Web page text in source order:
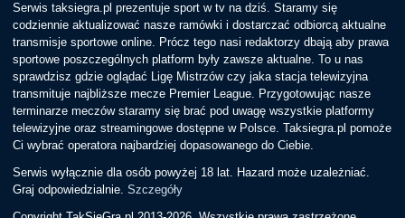
Serwis taksiegra.pl prezentuje sport w tv na dziś. Staramy się
codziennie aktualizować nasze ramówki i dostarczać odbiorcą aktualne
transmisje sportowe online. Prócz tego nasi redaktorzy dbają aby prawa
sportowe poszczególnych platform były zawsze aktualne. To u nas
sprawdzisz gdzie oglądać Ligę Mistrzów czy jaka stacja telewizyjna
transmituje najbliższe mecze Premier League. Przygotowując nasze
terminarze meczów staramy się brać pod uwagę wszystkie platformy
telewizyjne oraz streamingowe dostępne w Polsce. Taksiegra.pl pomoże
Ci wybrać operatora najbardziej dopasowanego do Ciebie.
Serwis wyłącznie dla osób powyżej 18 lat. Hazard może uzależniać.
Graj odpowiedzialnie.Szczegóły